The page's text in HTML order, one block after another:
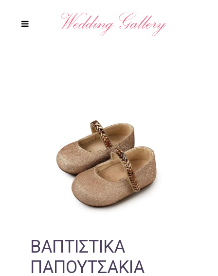
ΒΑΠΤΙΣΤΙΚΆ
ΠΑΠΟΥΤΣΆΚΙΑ